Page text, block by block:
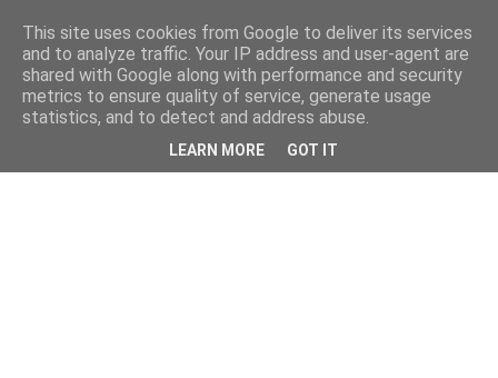
This site uses cookies from Google to deliver its services
and to analyze traffic. Your IP address and user-agent are
shared with Google along with performance and security
metrics to ensure quality of service, generate usage
statistics, and to detect and address abuse.
LEARN MORE GOT IT